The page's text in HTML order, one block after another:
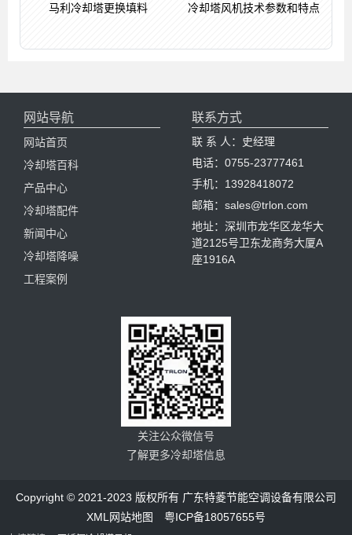
马利冷却塔更换填料 冷却塔风机技术参数和特点
网站导航
网站首页
冷却塔百科
产品中心
冷却塔配件
新闻中心
冷却塔降噪
工程案例
联系方式
联 系 人：史经理
电话：0755-23777461
手机：13928418072
邮箱：sales@trlon.com
地址：深圳市龙华区龙华大
道2125号卫东龙商务大厦A
座1916A
关注公众微信号
了解更多冷却塔信息
Copyright © 2021-2023 版权所有 广东特菱节能空调设备有限公司
XML网站地图
粤ICP备18057655号